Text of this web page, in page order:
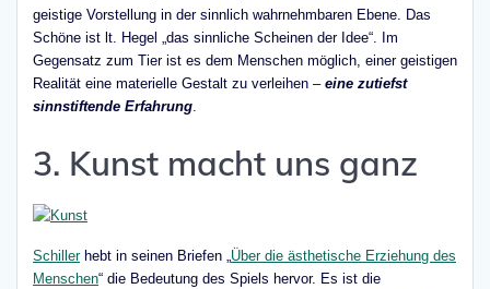
geistige Vorstellung in der sinnlich wahrnehmbaren Ebene. Das
Schöne ist lt. Hegel „das sinnliche Scheinen der Idee“. Im
Gegensatz zum Tier ist es dem Menschen möglich, einer geistigen
Realität eine materielle Gestalt zu verleihen – eine zutiefst
sinnstiftende Erfahrung.
3. Kunst macht uns ganz
Schillerhebt in seinen Briefen „Über die ästhetische Erziehung des
Menschen“ die Bedeutung des Spiels hervor. Es ist die